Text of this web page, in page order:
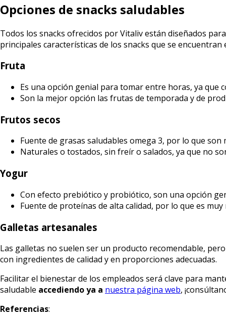
Opciones de snacks saludables
Todos los snacks ofrecidos por Vitaliv están diseñados
principales características de los snacks que se encuentran
Fruta
Es una opción genial para tomar entre horas, ya que
Son la mejor opción las frutas de temporada y de
Frutos secos
Fuente de grasas saludables omega 3, por lo que
Naturales o tostados, sin freír o salados, ya que no
Yogur
Con efecto prebiótico y probiótico, son una opción
Fuente de proteínas de alta calidad, por lo que es
Galletas artesanales
Las galletas no suelen ser un producto recomendable,
con ingredientes de calidad y en proporciones adecuadas.
Facilitar el bienestar de los empleados será clave para
saludable accediendo ya a nuestra página web,
Referencias: